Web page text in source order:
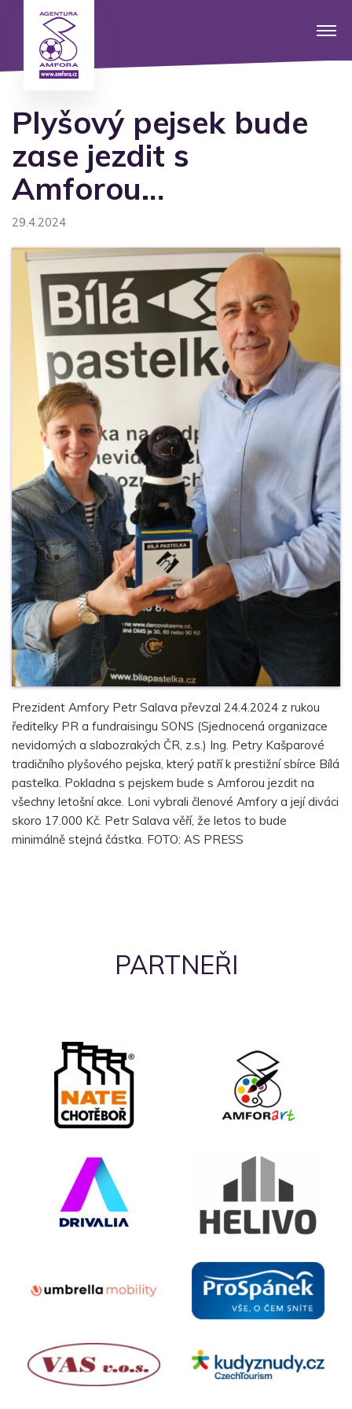
Plyšový pejsek bude
zase jezdit s
Amforou…
29.4.2024
Prezident Amfory Petr Salava převzal 24.4.2024 z rukou
ředitelky PR a fundraisingu SONS (Sjednocená organizace
nevidomých a slabozrakých ČR, z.s.) Ing. Petry Kašparové
tradičního plyšového pejska, který patří k prestižní sbírce Bílá
pastelka. Pokladna s pejskem bude s Amforou jezdit na
všechny letošní akce. Loni vybrali členové Amfory a její diváci
skoro 17.000 Kč. Petr Salava věří, že letos to bude
minimálně stejná částka. FOTO: AS PRESS
PARTNEŘI